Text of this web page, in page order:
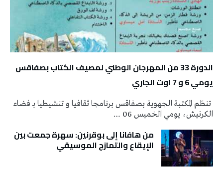
الدورة 33 من المهرجان الوطني لمصيف الكتاب بصفاقس
يومي 6 و 7 اوت الجاري
تنظم المكتبة الجهوية بصفاقس برنامجا ثقافيا و تنشيطيا بـ فضاء
الكرنيش، يومي الخميس 06 …
من هافانا إلى بوقرنين: سهرة جمعت بين
الإيقاع والتمازج الموسيقي